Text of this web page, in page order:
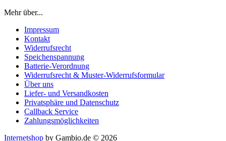
Mehr über...
Impressum
Kontakt
Widerrufsrecht
Speichenspannung
Batterie-Verordnung
Widerrufsrecht & Muster-Widerrufsformular
Über uns
Liefer- und Versandkosten
Privatsphäre und Datenschutz
Callback Service
Zahlungsmöglichkeiten
Internetshop by Gambio.de © 2026